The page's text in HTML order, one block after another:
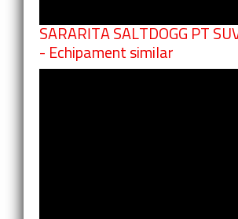
SARARITA SALTDOGG PT
- Echipament similar